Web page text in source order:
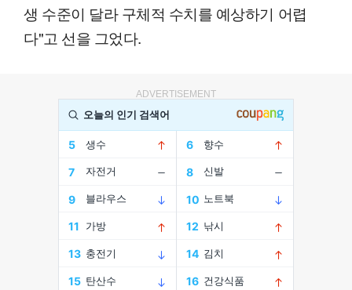
생 수준이 달라 구체적 수치를 예상하기 어렵
다"고 선을 그었다.
ADVERTISEMENT